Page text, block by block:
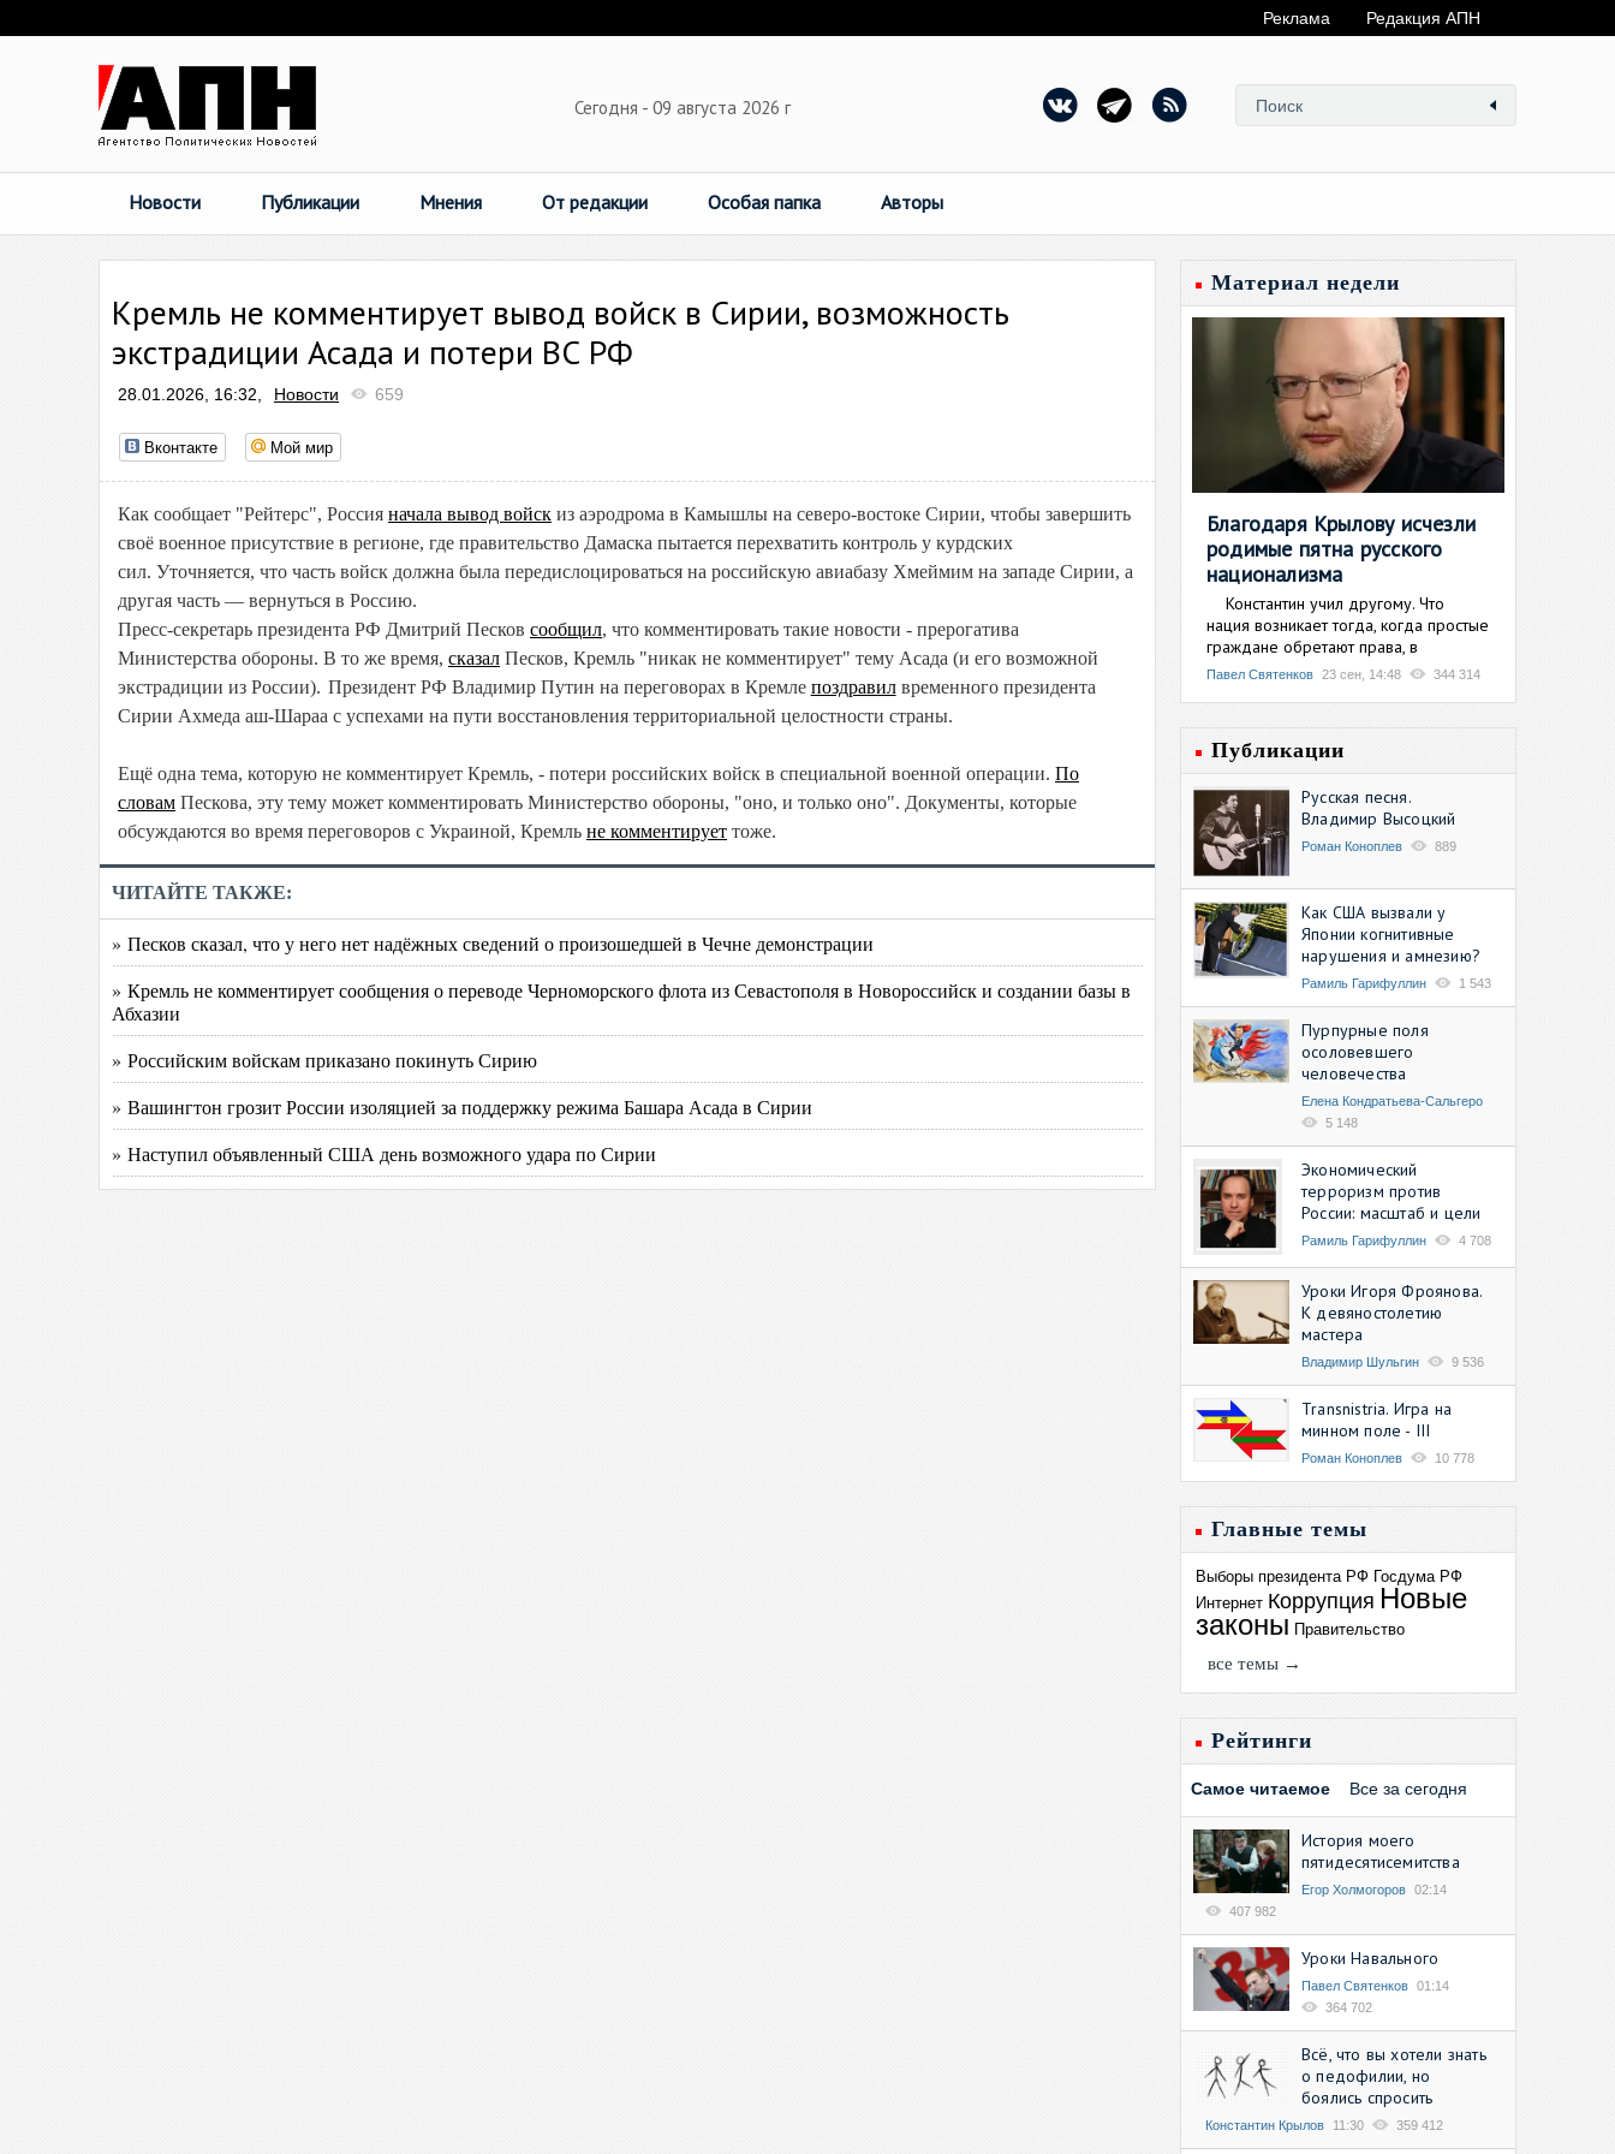
Реклама Редакция АПН
Сегодня - 09 августа 2026 г
Новости Публикации Мнения От редакции Особая папка Авторы
Кремль не комментирует вывод войск в Сирии, возможность
экстрадиции Асада и потери ВС РФ
28.01.2026, 16:32, Новости 659
Вконтакте Мой мир
Как сообщает "Рейтерс", Россия начала вывод войск из аэродрома в Камышлы на северо-востоке Сирии, чтобы завершить
своё военное присутствие в регионе, где правительство Дамаска пытается перехватить контроль у курдских
сил. Уточняется, что часть войск должна была передислоцироваться на российскую авиабазу Хмеймим на западе Сирии, а
другая часть — вернуться в Россию.
Пресс-секретарь президента РФ Дмитрий Песков сообщил, что комментировать такие новости - прерогатива
Министерства обороны. В то же время, сказал Песков, Кремль "никак не комментирует" тему Асада (и его возможной
экстрадиции из России). Президент РФ Владимир Путин на переговорах в Кремле поздравилвременного президента
Сирии Ахмеда аш-Шараа с успехами на пути восстановления территориальной целостности страны.
Ещё одна тема, которую не комментирует Кремль, - потери российских войск в специальной военной операции. По
словам Пескова, эту тему может комментировать Министерство обороны, "оно, и только оно". Документы, которые
обсуждаются во время переговоров с Украиной, Кремль не комментирует тоже.
ЧИТАЙТЕ ТАКЖЕ:
» Песков сказал, что у него нет надёжных сведений о произошедшей в Чечне демонстрации
» Кремль не комментирует сообщения о переводе Черноморского флота из Севастополя в Новороссийск и создании базы в
Абхазии
» Российским войскам приказано покинуть Сирию
» Вашингтон грозит России изоляцией за поддержку режима Башара Асада в Сирии
» Наступил объявленный США день возможного удара по Сирии
Материал недели
Благодаря Крылову исчезли
родимые пятна русского
национализма
Константин учил другому. Что
нация возникает тогда, когда простые
граждане обретают права, в
Павел Святенков 23 сен, 14:48 344 314
Публикации
Русская песня.
Владимир Высоцкий
Роман Коноплев 889
Как США вызвали у
Японии когнитивные
нарушения и амнезию?
Рамиль Гарифуллин 1 543
Пурпурные поля
осоловевшего
человечества
Елена Кондратьева-Сальгеро
5 148
Экономический
терроризм против
России: масштаб и цели
Рамиль Гарифуллин 4 708
Уроки Игоря Фроянова.
К девяностолетию
мастера
Владимир Шульгин 9 536
Transnistria. Игра на
минном поле - III
Роман Коноплев 10 778
Главные темы
Выборы президента РФ Госдума РФ
Интернет Коррупция Новые
законы Правительство
все темы →
Рейтинги
Самое читаемое Все за сегодня
История моего
пятидесятисемитства
Егор Холмогоров 02:14
407 982
Уроки Навального
Павел Святенков 01:14
364 702
Всё, что вы хотели знать
о педофилии, но
боялись спросить
Константин Крылов 11:30 359 412